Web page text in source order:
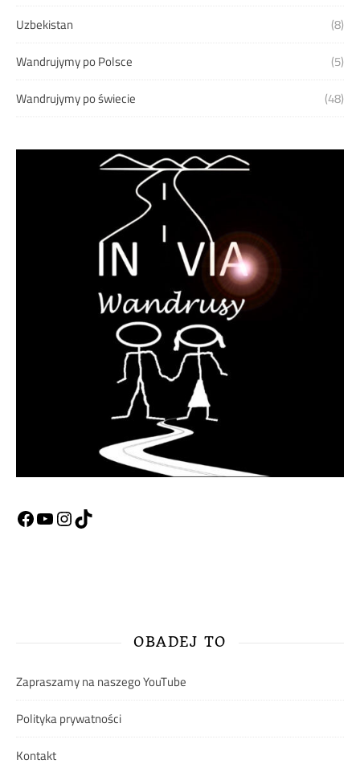
Uzbekistan
(8)
Wandrujymy po Polsce
(5)
Wandrujymy po świecie
(48)
Facebook
YouTube
Instagram
OBADEJ TO
Zapraszamy na naszego YouTube
Polityka prywatności
Kontakt